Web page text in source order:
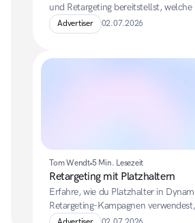
und Retargeting bereitstellst,
unterstützt werden und welche
Zusatzfelder dein Feed enthalten
Advertiser 02.07.2026
Tom Wendt 5 Min. Lesezeit
Retargeting mit Platzhaltern
Erfahre, wie du Platzhalter in
Retargeting-Kampagnen
Produktinformationen aus deinem